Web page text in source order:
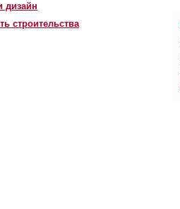
дизайн
строительства